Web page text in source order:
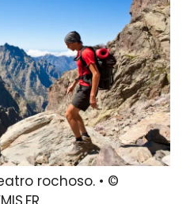
rochoso. • ©